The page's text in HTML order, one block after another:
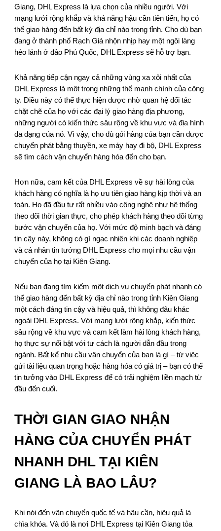
Giang, DHL Express là lựa chọn của nhiều người. Với
mạng lưới rộng khắp và khả năng hậu cần tiên tiến, họ có
thể giao hàng đến bất kỳ địa chỉ nào trong tỉnh. Cho dù bạn
đang ở thành phố Rạch Giá nhộn nhịp hay một ngôi làng
hẻo lánh ở đảo Phú Quốc, DHL Express sẽ hỗ trợ bạn.
Khả năng tiếp cận ngay cả những vùng xa xôi nhất của
DHL Express là một trong những thế mạnh chính của công
ty. Điều này có thể thực hiện được nhờ quan hệ đối tác
chặt chẽ của họ với các đại lý giao hàng địa phương,
những người có kiến thức sâu rộng về khu vực và địa hình
đa dạng của nó. Vì vậy, cho dù gói hàng của bạn cần được
chuyển phát bằng thuyền, xe máy hay đi bộ, DHL Express
sẽ tìm cách vận chuyển hàng hóa đến cho bạn.
Hơn nữa, cam kết của DHL Express về sự hài lòng của
khách hàng có nghĩa là họ ưu tiên giao hàng kịp thời và an
toàn. Họ đã đầu tư rất nhiều vào công nghệ như hệ thống
theo dõi thời gian thực, cho phép khách hàng theo dõi từng
bước vận chuyển của họ. Với mức độ minh bạch và đáng
tin cậy này, không có gì ngạc nhiên khi các doanh nghiệp
và cá nhân tin tưởng DHL Express cho mọi nhu cầu vận
chuyển của họ tại Kiên Giang.
Nếu bạn đang tìm kiếm một dịch vụ chuyển phát nhanh có
thể giao hàng đến bất kỳ địa chỉ nào trong tỉnh Kiên Giang
một cách đáng tin cậy và hiệu quả, thì không đâu khác
ngoài DHL Express. Với mạng lưới rộng khắp, kiến thức
sâu rộng về khu vực và cam kết làm hài lòng khách hàng,
họ thực sự nổi bật với tư cách là người dẫn đầu trong
ngành. Bất kể nhu cầu vận chuyển của bạn là gì – từ việc
gửi tài liệu quan trọng hoặc hàng hóa có giá trị – bạn có thể
tin tưởng vào DHL Express để có trải nghiệm liền mạch từ
đầu đến cuối.
THỜI GIAN GIAO NHẬN
HÀNG CỦA CHUYỂN PHÁT
NHANH DHL TẠI KIÊN
GIANG LÀ BAO LÂU?
Khi nói đến vận chuyển quốc tế và hậu cần, hiệu quả là
chìa khóa. Và đó là nơi DHL Express tại Kiên Giang tỏa